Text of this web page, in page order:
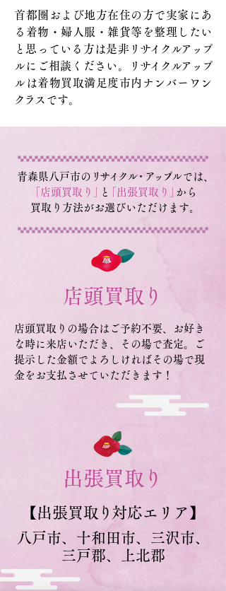
首都圏および地方在住の方で実家にあ
る着物・婦人服・雑貨等を整理したい
と思っている方は是非 リサイクルアップ
ルにご相談ください。
リサイクルアップ
ルは着物買取満足度市内ナンバーワン
クラ スです
青森県八戸市の リサイクル・ アップルでは
「店頭買取り
と「出張買取り
から
買取り方法がお選びいただけます。
店頭買取 り
店頭買取りの場合はご予約不要、お好き
な時に来店いただき、その場で査定。ご
提示した金額でよろしければその場で現
金をお支払させていただきます！
出張買取 り
【出張買取り 対応エリア】
八戸市、十和田市、三沢市、
三戸郡、上北郡